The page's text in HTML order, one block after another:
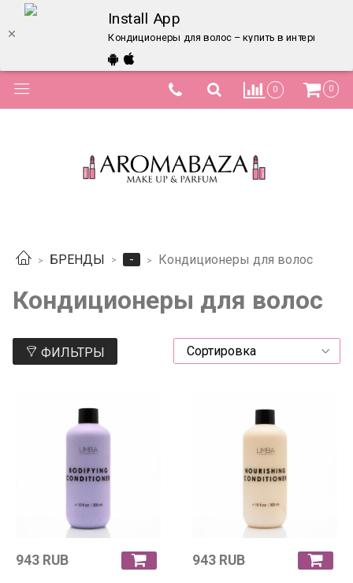
Install App
Кондиционеры для волос – купить в интернет-
0 0
БРЕНДЫ - Кондиционеры для волос
Кондиционеры для волос
ФИЛЬТРЫ
943 RUB 943 RUB